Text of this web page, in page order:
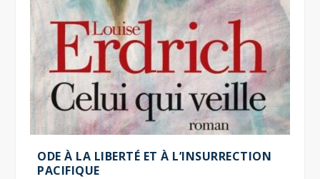
ODE À LA LIBERTÉ ET À L’INSURRECTION
PACIFIQUE